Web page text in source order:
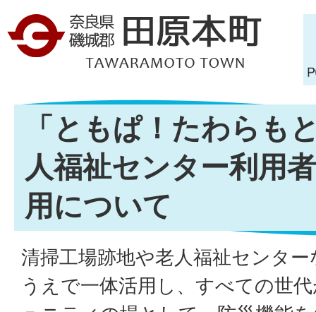
「ともぱ！たわらも
人福祉センター利用
用について
清掃工場跡地や老人福祉センタ
うえで一体活用し、すべての世